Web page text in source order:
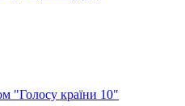
"Голосу країни 10"